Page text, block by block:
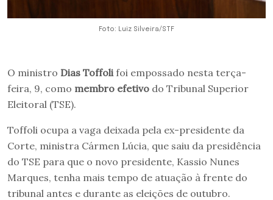
Foto: Luiz Silveira/STF
O ministro Dias Toffoli foi empossado nesta terça-
feira, 9, como membro efetivo do Tribunal Superior
Eleitoral (TSE).
Toffoli ocupa a vaga deixada pela ex-presidente da
Corte, ministra Cármen Lúcia, que saiu da presidência
do TSE para que o novo presidente, Kassio Nunes
Marques, tenha mais tempo de atuação à frente do
tribunal antes e durante as eleições de outubro.